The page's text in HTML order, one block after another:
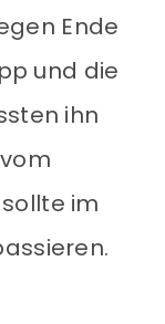
Ende
und die
ihn
im